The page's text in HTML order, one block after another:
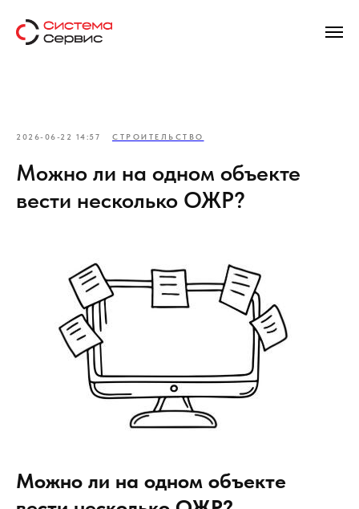
2026-06-22 14:57 СТРОИТЕЛЬСТВО
Можно ли на одном объекте
вести несколько ОЖР?
Можно ли на одном объекте